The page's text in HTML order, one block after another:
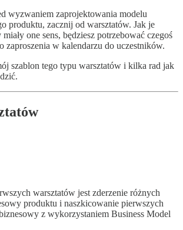
wyzwaniem zaprojektowania modelu
produktu, zacznij od warsztatów. Jak je
one sens, będziesz potrzebować czegoś
zaproszenia w kalendarzu do uczestników.
szablon tego typu warsztatów i kilka rad jak
warsztatów jest zderzenie różnych
produktu i naszkicowanie pierwszych
z wykorzystaniem Business Model